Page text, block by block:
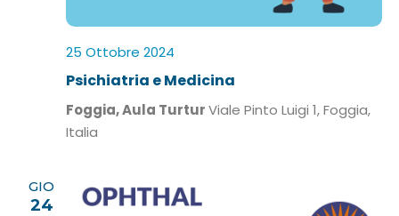
25 Ottobre 2024
Psichiatria e Medicina
Foggia, Aula TurturViale Pinto Luigi 1, Foggia,
Italia
GIO
24